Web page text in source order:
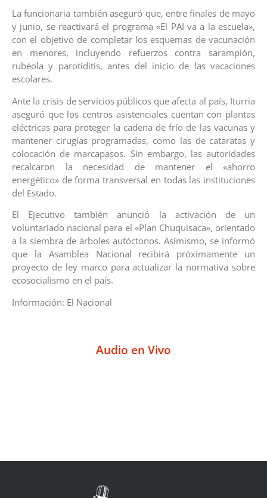
La funcionaria también aseguró que, entre finales de mayo
y junio, se reactivará el programa «El PAI va a la escuela»,
con el objetivo de completar los esquemas de vacunación
en menores, incluyendo refuerzos contra sarampión,
rubéola y parotiditis, antes del inicio de las vacaciones
escolares.
Ante la crisis de servicios públicos que afecta al país, Iturria
aseguró que los centros asistenciales cuentan con plantas
eléctricas para proteger la cadena de frío de las vacunas y
mantener cirugías programadas, como las de cataratas y
colocación de marcapasos. Sin embargo, las autoridades
recalcaron la necesidad de mantener el «ahorro
energético» de forma transversal en todas las instituciones
del Estado.
El Ejecutivo también anunció la activación de un
voluntariado nacional para el «Plan Chuquisaca», orientado
a la siembra de árboles autóctonos. Asimismo, se informó
que la Asamblea Nacional recibirá próximamente un
proyecto de ley marco para actualizar la normativa sobre
ecosocialismo en el país.
Información: El Nacional
Audio en Vivo